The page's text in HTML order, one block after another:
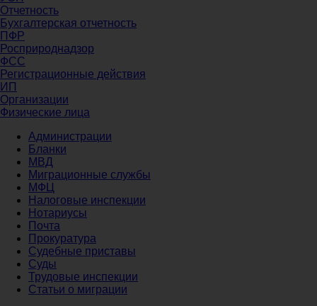
Отчетность
Бухгалтерская отчетность
ПФР
Росприроднадзор
ФСС
Регистрационные действия
ИП
Организации
Физические лица
Администрации
Бланки
МВД
Миграционные службы
МФЦ
Налоговые инспекции
Нотариусы
Почта
Прокуратура
Судебные приставы
Суды
Трудовые инспекции
Статьи о миграции